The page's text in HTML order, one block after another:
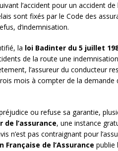
l’accident pour un accident
sont fixés par le Code des
d’indemnisation.
la loi Badinter du 5 juillet
de la route une
l’assureur du conducteur
mois à compter de la
ou refuse sa garantie,
de l’assurance, une instance
n’est pas contraignant pour
Française de l’Assurance publie